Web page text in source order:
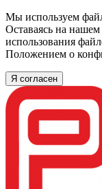
Мы используем
Оставаясь на нашем
использования
Положением о
Я согласен